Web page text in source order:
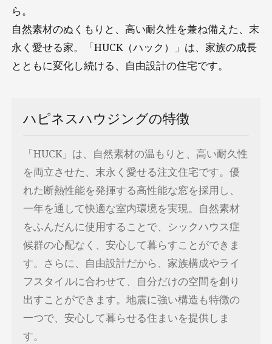
ら。
自然素材のぬくもりと、高い耐久性を兼ね備えた、末
永く愛せる家。「HUCK（ハック）」は、家族の成長
とともに変化し続ける、自由設計の住宅です。
ハピネスハウジングの特徴
「HUCK」は、自然素材の温もりと、高い耐久性
を両立させた、末永く愛せる注文住宅です。優
れた断熱性能を発揮する高性能な窓を採用し、
一年を通して快適な室内環境を実現。自然素材
をふんだんに使用することで、シックハウス症
候群の心配なく、安心して暮らすことができま
す。さらに、自由設計だから、家族構成やライ
フスタイルに合わせて、自分だけの空間を創り
出すことができます。地震に強い構造も特徴の
一つで、安心して暮らせる住まいを提供しま
す。